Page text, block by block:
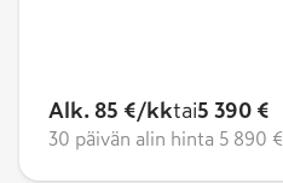
Alk. 85 €/kktai5 390 €
30 päivän alin hinta 5 890 €